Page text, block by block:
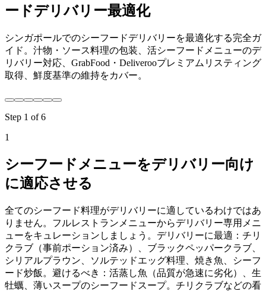
ードデリバリー最適化
シンガポールでのシーフードデリバリーを最適化する完全ガ
イド。汁物・ソース料理の包装、活シーフードメニューのデ
リバリー対応、GrabFood・Deliverooプレミアムリスティング
取得、鮮度基準の維持をカバー。
Step 1 of6
1
シーフードメニューをデリバリー向け
に適応させる
全てのシーフード料理がデリバリーに適しているわけではあ
りません。フルレストランメニューからデリバリー専用メニ
ューをキュレーションしましょう。デリバリーに最適：チリ
クラブ（事前ポーション済み）、ブラックペッパークラブ、
シリアルプラウン、ソルテッドエッグ料理、焼き魚、シーフ
ード炒飯。避けるべき：活蒸し魚（品質が急速に劣化）、生
牡蠣、薄いスープのシーフードスープ。チリクラブなどの看